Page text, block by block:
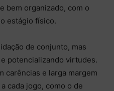
bem organizado, com o
estágio físico.
de conjunto, mas
potencializando virtudes.
carências e larga margem
cada jogo, como o de